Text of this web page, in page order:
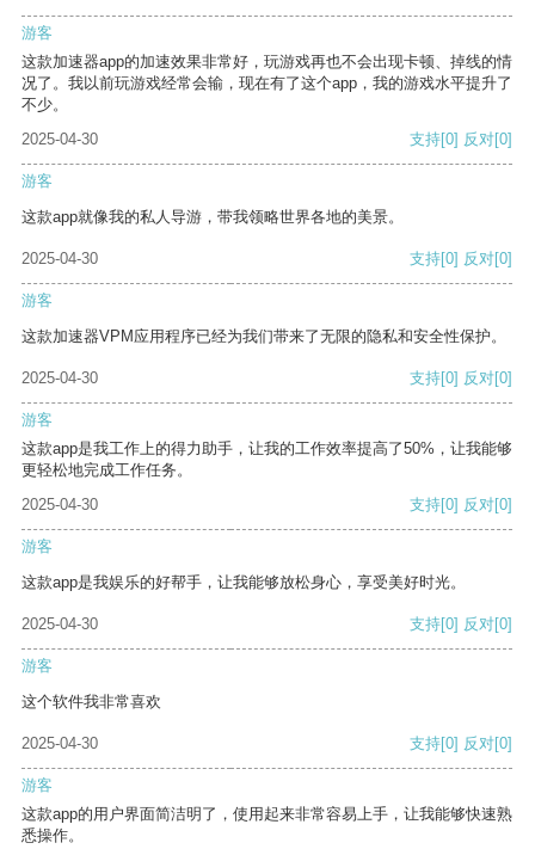
游客
这款加速器app的加速效果非常好，玩游戏再也不会出现卡顿、掉线的情
况了。我以前玩游戏经常会输，现在有了这个app，我的游戏水平提升了
不少。
2025-04-30
支持[0] 反对[0]
游客
这款app就像我的私人导游，带我领略世界各地的美景。
2025-04-30 支持[0] 反对[0]
游客
这款加速器VPM应用程序已经为我们带来了无限的隐私和安全性保护。
2025-04-30 支持[0] 反对[0]
游客
这款app是我工作上的得力助手，让我的工作效率提高了50%，让我能够
更轻松地完成工作任务。
2025-04-30
支持[0] 反对[0]
游客
这款app是我娱乐的好帮手，让我能够放松身心，享受美好时光。
2025-04-30 支持[0] 反对[0]
游客
这个软件我非常喜欢
2025-04-30 支持[0] 反对[0]
游客
这款app的用户界面简洁明了，使用起来非常容易上手，让我能够快速熟
悉操作。